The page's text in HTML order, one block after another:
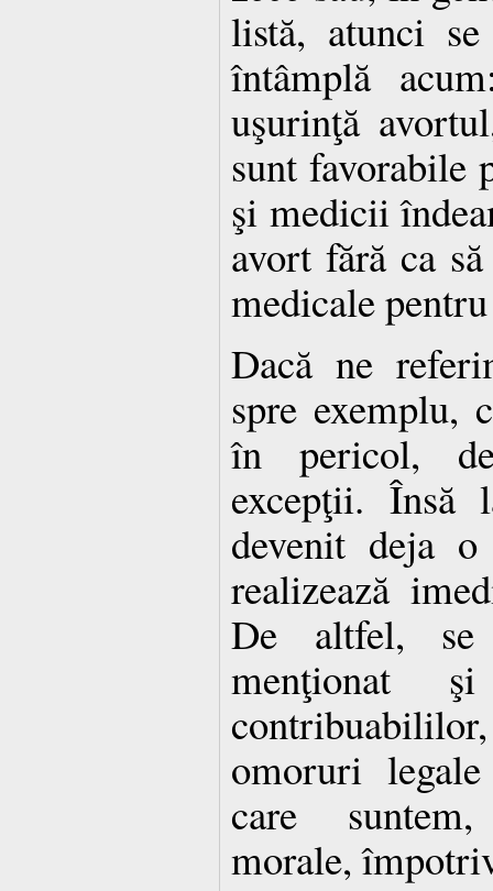
listă, atunci
întâmplă
uşurinţă
sunt favorabile
şi medicii
avort fără ca
medicale pentru
Dacă ne
spre exemplu,
în pericol,
excepţii. Însă
devenit deja
realizează
De altfel,
menţionat
omoruri
care
morale,